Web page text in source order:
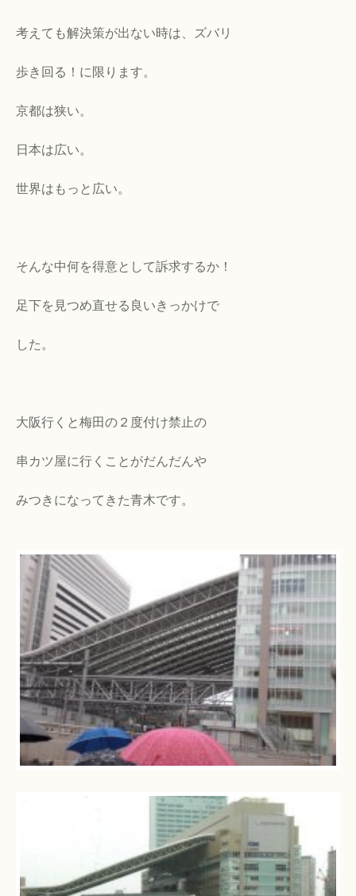
考えても解決策が出ない時は、ズバリ
歩き回る！に限ります。
京都は狭い。
日本は広い。
世界はもっと広い。
そんな中何を得意として訴求するか！
足下を見つめ直せる良いきっかけで
した。
大阪行くと梅田の２度付け禁止の
串カツ屋に行くことがだんだんや
みつきになってきた青木です。